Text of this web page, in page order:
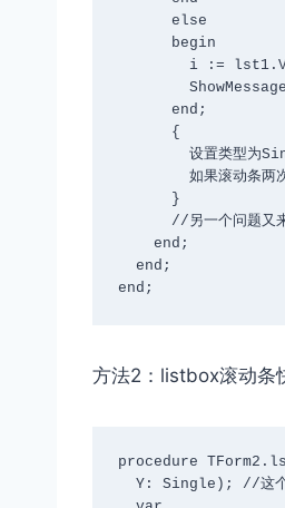
end;
方法2：listbox滚动条
procedure